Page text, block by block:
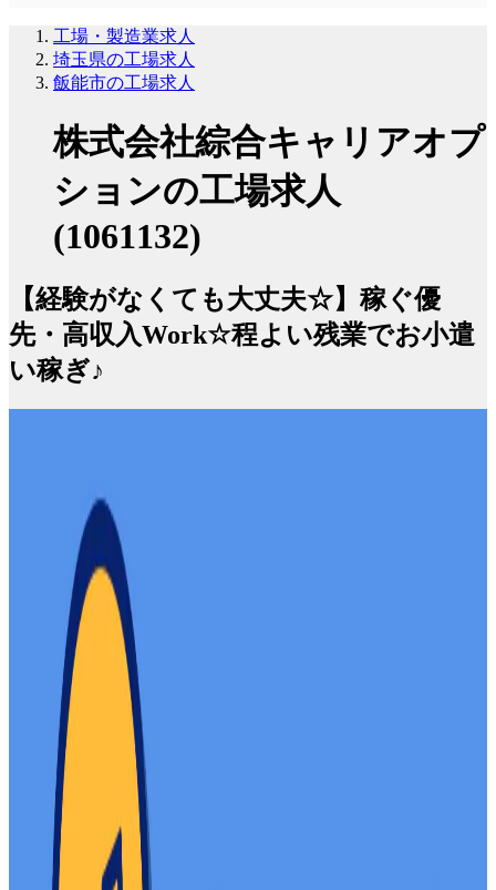
工場・製造業求人
埼玉県の工場求人
飯能市の工場求人
株式会社綜合キャリアオプ
ションの工場求人
(1061132)
【経験がなくても大丈夫☆】稼ぐ優
先・高収入Work☆程よい残業でお小遣
い稼ぎ♪